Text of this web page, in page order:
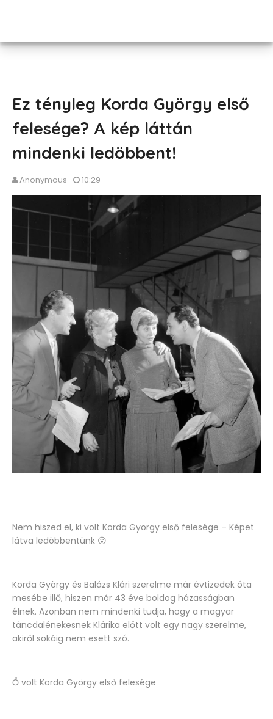
Ez tényleg Korda György első
felesége? A kép láttán
mindenki ledöbbent!
Anonymous 10:29
Nem hiszed el, ki volt Korda György első felesége – Képet
látva ledöbbentünk 😮
Korda György és Balázs Klári szerelme már évtizedek óta
mesébe illő, hiszen már 43 éve boldog házasságban
élnek. Azonban nem mindenki tudja, hogy a magyar
táncdalénekesnek Klárika előtt volt egy nagy szerelme,
akiről sokáig nem esett szó.
Ő volt Korda György első felesége